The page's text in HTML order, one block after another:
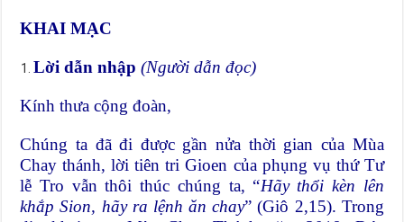
KHAI MẠC
Lời dẫn nhập(Người dẫn đọc)
Kính thưa cộng đoàn,
Chúng ta đã đi được gần nửa thời gian của Mùa
Chay thánh, lời tiên tri Gioen của phụng vụ thứ Tư
lễ Tro vẫn thôi thúc chúng ta, “Hãy thổi kèn lên
khắp Sion, hãy ra lệnh ăn chay” (Giô 2,15). Trong